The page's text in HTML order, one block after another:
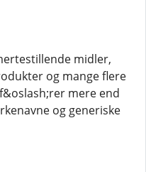
midler,
og mange flere
mere end
og generiske